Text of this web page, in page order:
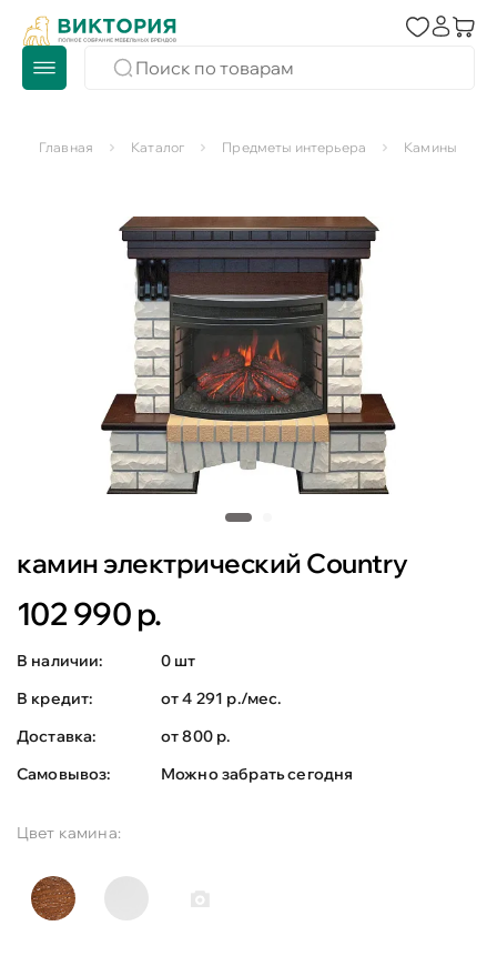
Главная Каталог Предметы интерьера Камины
камин электрический Country
102 990 р.
В наличии:
0 шт
В кредит:
от 4 291 р./мес.
Доставка:
от 800 р.
Самовывоз:
Можно забрать сегодня
Цвет камина: